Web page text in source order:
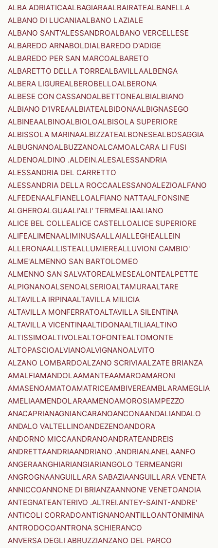
ALBA ADRIATICAALBAGIARAALBAIRATEALBANELLA
ALBANO DI LUCANIAALBANO LAZIALE
ALBANO SANT'ALESSANDROALBANO VERCELLESE
ALBAREDO ARNABOLDIALBAREDO D'ADIGE
ALBAREDO PER SAN MARCOALBARETO
ALBARETTO DELLA TORREALBAVILLAALBENGA
ALBERA LIGUREALBEROBELLOALBERONA
ALBESE CON CASSANOALBETTONEALBIALBIANO
ALBIANO D'IVREAALBIATEALBIDONAALBIGNASEGO
ALBINEAALBINOALBIOLOALBISOLA SUPERIORE
ALBISSOLA MARINAALBIZZATEALBONESEALBOSAGGIA
ALBUGNANOALBUZZANOALCAMOALCARA LI FUSI
ALDENOALDINO .ALDEIN.ALESALESSANDRIA
ALESSANDRIA DEL CARRETTO
ALESSANDRIA DELLA ROCCAALESSANOALEZIOALFANO
ALFEDENAALFIANELLOALFIANO NATTAALFONSINE
ALGHEROALGUAALI'ALI' TERMEALIAALIANO
ALICE BEL COLLEALICE CASTELLOALICE SUPERIORE
ALIFEALIMENAALIMINUSAALLAIALLEGHEALLEIN
ALLERONAALLISTEALLUMIEREALLUVIONI CAMBIO'
ALME'ALMENNO SAN BARTOLOMEO
ALMENNO SAN SALVATOREALMESEALONTEALPETTE
ALPIGNANOALSENOALSERIOALTAMURAALTARE
ALTAVILLA IRPINAALTAVILLA MILICIA
ALTAVILLA MONFERRATOALTAVILLA SILENTINA
ALTAVILLA VICENTINAALTIDONAALTILIAALTINO
ALTISSIMOALTIVOLEALTOFONTEALTOMONTE
ALTOPASCIOALVIANOALVIGNANOALVITO
ALZANO LOMBARDOALZANO SCRIVIAALZATE BRIANZA
AMALFIAMANDOLAAMANTEAAMAROAMARONI
AMASENOAMATOAMATRICEAMBIVEREAMBLARAMEGLIA
AMELIAAMENDOLARAAMENOAMOROSIAMPEZZO
ANACAPRIANAGNIANCARANOANCONAANDALIANDALO
ANDALO VALTELLINOANDEZENOANDORA
ANDORNO MICCAANDRANOANDRATEANDREIS
ANDRETTAANDRIAANDRIANO .ANDRIAN.ANELAANFO
ANGERAANGHIARIANGIARIANGOLO TERMEANGRI
ANGROGNAANGUILLARA SABAZIAANGUILLARA VENETA
ANNICCOANNONE DI BRIANZAANNONE VENETOANOIA
ANTEGNATEANTERIVO .ALTREI.ANTEY-SAINT-ANDRE'
ANTICOLI CORRADOANTIGNANOANTILLOANTONIMINA
ANTRODOCOANTRONA SCHIERANCO
ANVERSA DEGLI ABRUZZIANZANO DEL PARCO